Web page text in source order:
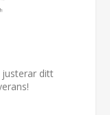
justerar ditt